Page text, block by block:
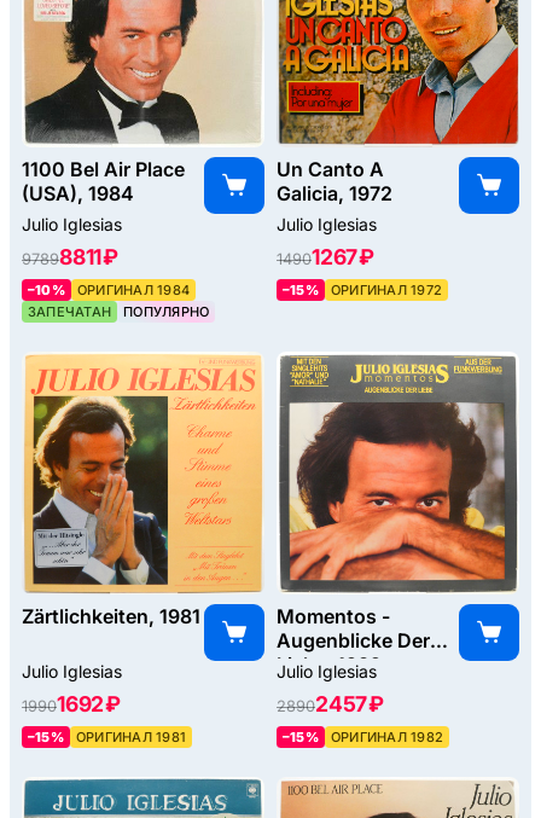
1100 Bel Air Place
(USA), 1984
Julio Iglesias
97898811 ₽
–10%
ОРИГИНАЛ 1984
ЗАПЕЧАТАН
ПОПУЛЯРНО
Un Canto A
Galicia, 1972
Julio Iglesias
14901267 ₽
–15% ОРИГИНАЛ 1972
Zärtlichkeiten, 1981
Julio Iglesias
19901692 ₽
–15% ОРИГИНАЛ 1981
Momentos -
Augenblicke Der
Liebe, 1982
Julio Iglesias
28902457 ₽
–15% ОРИГИНАЛ 1982